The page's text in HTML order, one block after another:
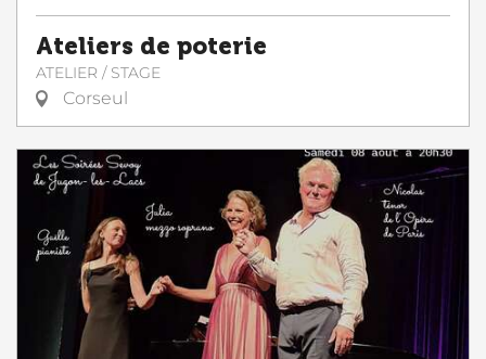
Ateliers de poterie
ATELIER / STAGE
Corseul